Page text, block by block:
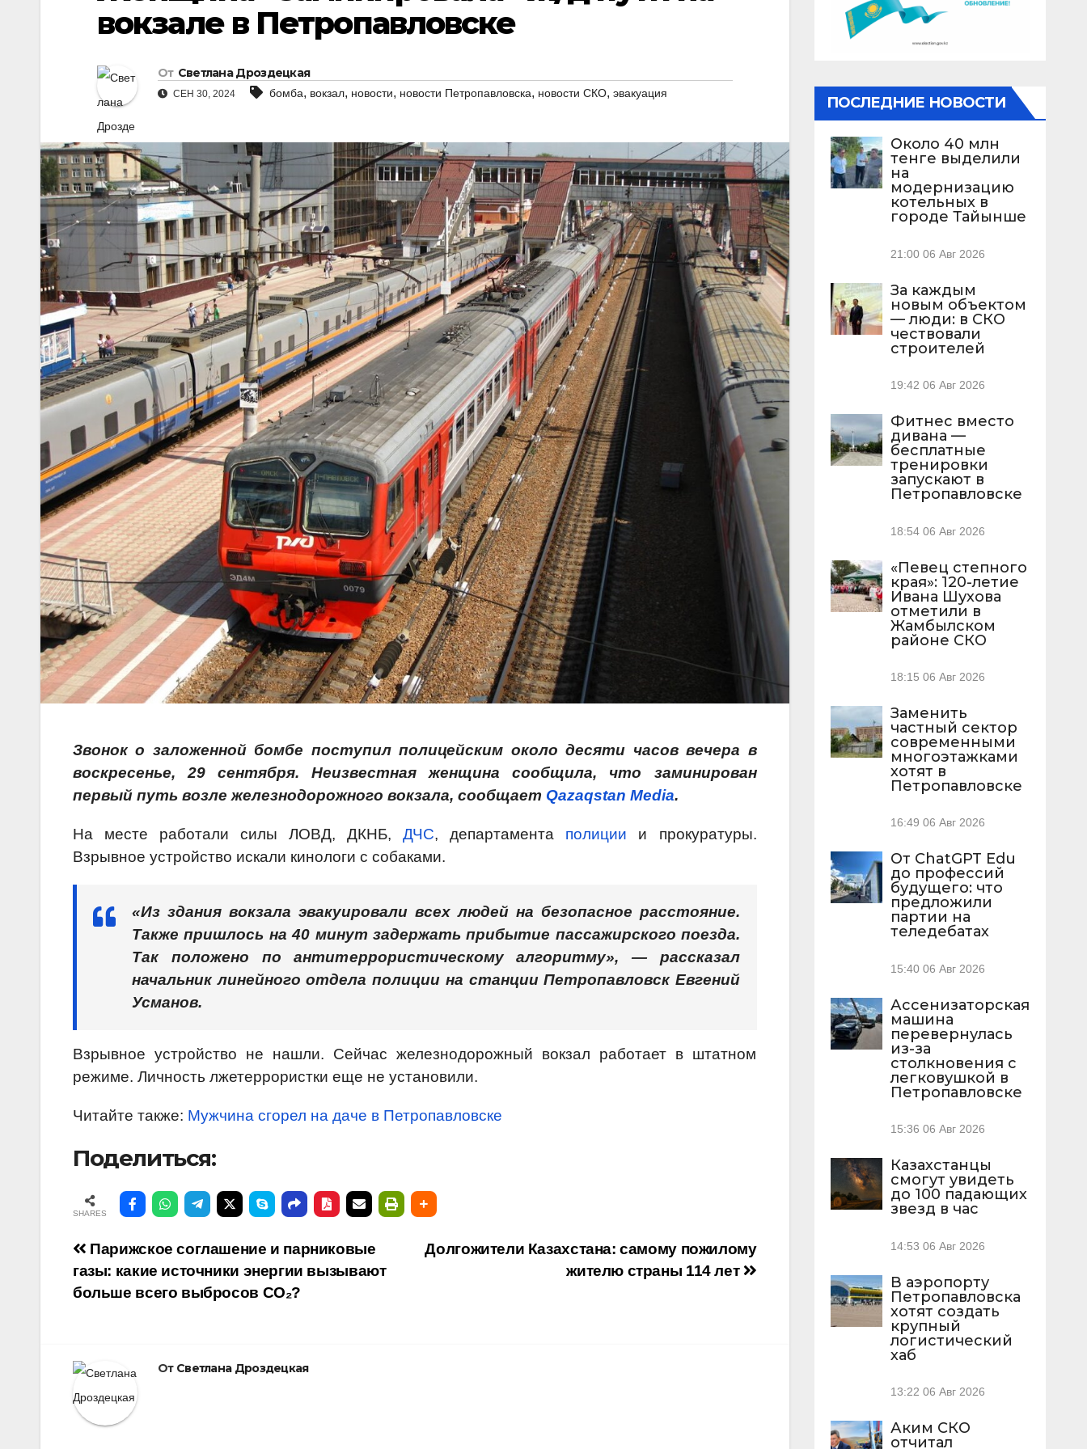
вокзале в Петропавловске
От Светлана Дроздецкая
СЕН 30, 2024 бомба, вокзал, новости, новости Петропавловска, новости СКО, эвакуация
Звонок о заложенной бомбе поступил полицейским около десяти часов вечера в
воскресенье, 29 сентября. Неизвестная женщина сообщила, что заминирован
первый путь возле железнодорожного вокзала, сообщает Qazaqstan Media.
На месте работали силы ЛОВД, ДКНБ,ДЧС, департамента полиции и прокуратуры.
Взрывное устройство искали кинологи с собаками.
«Из здания вокзала эвакуировали всех людей на безопасное расстояние.
Также пришлось на 40 минут задержать прибытие пассажирского поезда.
Так положено по антитеррористическому алгоритму», — рассказал
начальник линейного отдела полиции на станции Петропавловск Евгений
Усманов.
Взрывное устройство не нашли. Сейчас железнодорожный вокзал работает в штатном
режиме. Личность лжетеррористки еще не установили.
Читайте также: Мужчина сгорел на даче в Петропавловске
Поделиться:
SHARES
Навигация
по
Долгожители Казахстана: самому пожилому
жителю страны 114 лет
Парижское соглашение и парниковые
газы: какие источники энергии вызывают
больше всего выбросов CO₂?
От Светлана Дроздецкая
ПОСЛЕДНИЕ НОВОСТИ
Около 40 млн
тенге выделили
на
модернизацию
котельных в
городе Тайынше
21:00 06 Авг 2026
За каждым
новым объектом
— люди: в СКО
чествовали
строителей
19:42 06 Авг 2026
Фитнес вместо
дивана —
бесплатные
тренировки
запускают в
Петропавловске
18:54 06 Авг 2026
«Певец степного
края»: 120-летие
Ивана Шухова
отметили в
Жамбылском
районе СКО
18:15 06 Авг 2026
Заменить
частный сектор
современными
многоэтажками
хотят в
Петропавловске
16:49 06 Авг 2026
От ChatGPT Edu
до профессий
будущего: что
предложили
партии на
теледебатах
15:40 06 Авг 2026
Ассенизаторская
машина
перевернулась
из-за
столкновения с
легковушкой в
Петропавловске
15:36 06 Авг 2026
Казахстанцы
смогут увидеть
до 100 падающих
звезд в час
14:53 06 Авг 2026
В аэропорту
Петропавловска
хотят создать
крупный
логистический
хаб
13:22 06 Авг 2026
Аким СКО
отчитал